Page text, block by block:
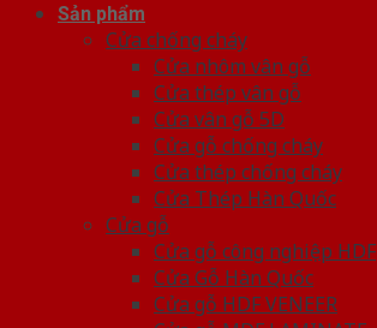
Sản phẩm
Cửa chống cháy
Cửa nhôm vân gỗ
Cửa thép vân gỗ
Cửa vân gỗ 5D
Cửa gỗ chống cháy
Cửa thép chống cháy
Cửa Thép Hàn Quốc
Cửa gỗ
Cửa gỗ công nghiệp HDF
Cửa Gỗ Hàn Quốc
Cửa gỗ HDF VENEER